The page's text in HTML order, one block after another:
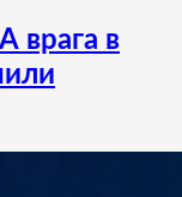
врага в